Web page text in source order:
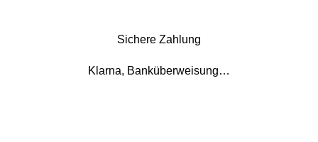
Sichere Zahlung
Klarna, Banküberweisung…